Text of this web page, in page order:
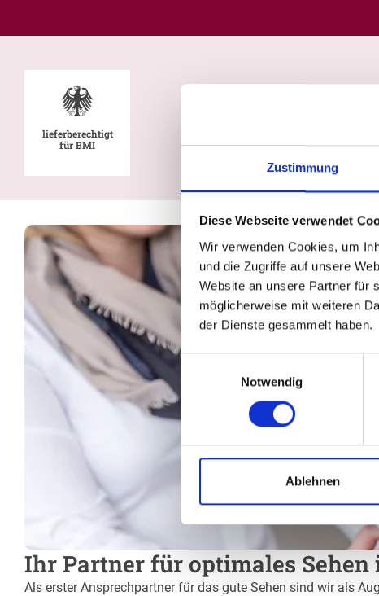
Zustimmung
Diese Webseite verwendet
Wir verwenden Cookies, um
und die Zugriffe auf unsere
Website an unsere Partner für
möglicherweise mit weiteren
der Dienste gesammelt haben.
Notwendig
Ablehnen
lieferberechtigt
für BMI
Ihr Partner für optimales Sehen
Als erster Ansprechpartner für das gute Sehen sind wir als